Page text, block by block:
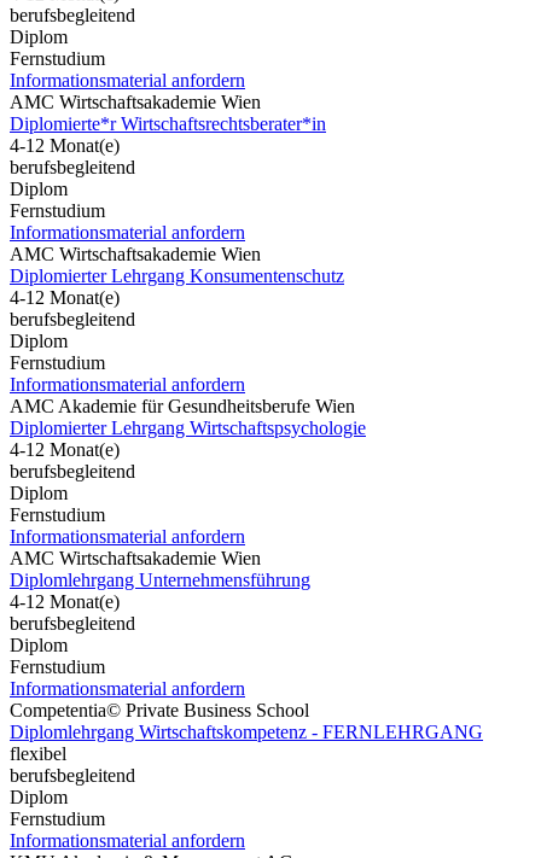
berufsbegleitend
Diplom
Fernstudium
Informationsmaterial anfordern
AMC Wirtschaftsakademie Wien
Diplomierte*r Wirtschaftsrechtsberater*in
4-12 Monat(e)
berufsbegleitend
Diplom
Fernstudium
Informationsmaterial anfordern
AMC Wirtschaftsakademie Wien
Diplomierter Lehrgang Konsumentenschutz
4-12 Monat(e)
berufsbegleitend
Diplom
Fernstudium
Informationsmaterial anfordern
AMC Akademie für Gesundheitsberufe Wien
Diplomierter Lehrgang Wirtschaftspsychologie
4-12 Monat(e)
berufsbegleitend
Diplom
Fernstudium
Informationsmaterial anfordern
AMC Wirtschaftsakademie Wien
Diplomlehrgang Unternehmensführung
4-12 Monat(e)
berufsbegleitend
Diplom
Fernstudium
Informationsmaterial anfordern
Competentia© Private Business School
Diplomlehrgang Wirtschaftskompetenz - FERNLEHRGANG
flexibel
berufsbegleitend
Diplom
Fernstudium
Informationsmaterial anfordern